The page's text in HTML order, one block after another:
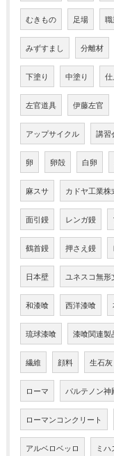
むきもの 足場
みずすまし 分離材
下塗り 中塗り
左官道具 伊藤左官
アップサイクル 講習
卵 卵殻 白卵
麻スサ カドヤ工業株
面引鏝 レンガ鏝
鶴首鏝 押さえ鏝
日本壁 ユネスコ無
和漆喰 西洋漆喰
琉球漆喰 漆喰関連製
繊維 顔料 生石灰
ローマ パルテノン神
ローマンコンクリート
アルベロベッロ ミハ